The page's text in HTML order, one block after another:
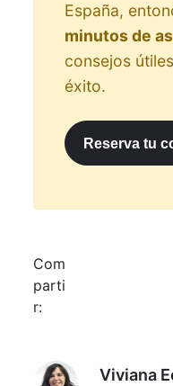
España,
minutos de
consejos
éxito.
Reserva tu
Com
parti
r:
Viviana Echeverria
Viviana